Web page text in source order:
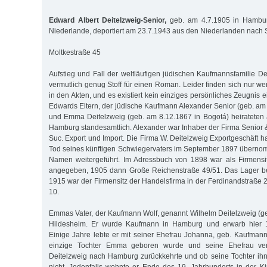
Edward Albert Deitelzweig-Senior, geb. am 4.7.1905 in
Niederlande, deportiert am 23.7.1943 aus den Niederlanden nach
Moltkestraße 45
Aufstieg und Fall der weltläufigen jüdischen Kaufmannsfamilie
vermutlich genug Stoff für einen Roman. Leider finden sich nur
in den Akten, und es existiert kein einziges persönliches Zeugnis
Edwards Eltern, der jüdische Kaufmann Alexander Senior (geb.
und Emma Deitelzweig (geb. am 8.12.1867 in Bogotá) heirateten
Hamburg standesamtlich. Alexander war Inhaber der Firma Senior
Suc. Export und Import. Die Firma W. Deitelzweig Exportgeschäft
Tod seines künftigen Schwiegervaters im September 1897
Namen weitergeführt. Im Adressbuch von 1898 war als
angegeben, 1905 dann Große Reichenstraße 49/51. Das Lager
1915 war der Firmensitz der Handelsfirma in der Ferdinandstraße
10.
Emmas Vater, der Kaufmann Wolf, genannt Wilhelm Deitelzweig
Hildesheim. Er wurde Kaufmann in Hamburg und erwarb hier
Einige Jahre lebte er mit seiner Ehefrau Johanna, geb.
einzige Tochter Emma geboren wurde und seine Ehefrau
Deitelzweig nach Hamburg zurückkehrte und ob seine Tochter